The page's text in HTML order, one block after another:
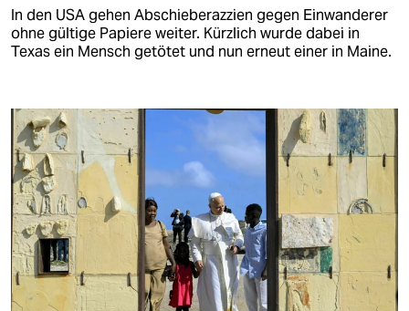
In den USA gehen Abschieberazzien gegen Einwanderer
ohne gültige Papiere weiter. Kürzlich wurde dabei in
Texas ein Mensch getötet und nun erneut einer in Maine.